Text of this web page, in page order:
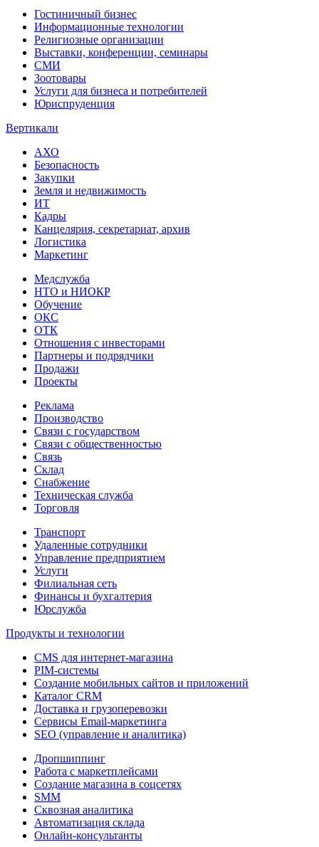
Гостиничный бизнес
Информационные технологии
Религиозные организации
Выставки, конференции, семинары
СМИ
Зоотовары
Услуги для бизнеса и потребителей
Юриспруденция
Вертикали
АХО
Безопасность
Закупки
Земля и недвижимость
ИТ
Кадры
Канцелярия, секретариат, архив
Логистика
Маркетинг
Медслужба
НТО и НИОКР
Обучение
ОКС
ОТК
Отношения с инвесторами
Партнеры и подрядчики
Продажи
Проекты
Реклама
Производство
Связи с государством
Связи с общественностью
Связь
Склад
Снабжение
Техническая служба
Торговля
Транспорт
Удаленные сотрудники
Управление предприятием
Услуги
Филиальная сеть
Финансы и бухгалтерия
Юрслужба
Продукты и технологии
CMS для интернет-магазина
PIM-системы
Создание мобильных сайтов и приложений
Каталог CRM
Доставка и грузоперевозки
Сервисы Email-маркетинга
SEO (управление и аналитика)
Дропшиппинг
Работа с маркетплейсами
Создание магазина в соцсетях
SMM
Сквозная аналитика
Автоматизация склада
Онлайн-консультанты